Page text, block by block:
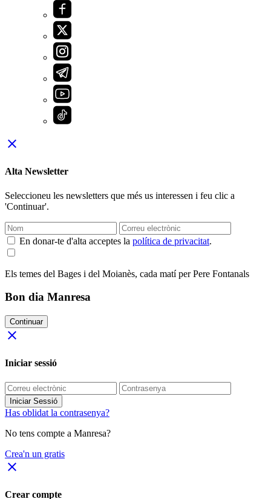
close
Alta Newsletter
Seleccioneu les newsletters que més us interessen i feu clic a
'Continuar'.
En donar-te d'alta acceptes la política de privacitat.
Els temes del Bages i del Moianès, cada matí per Pere Fontanals
Bon dia Manresa
Continuar
close
Iniciar sessió
Iniciar Sessió
Has oblidat la contrasenya?
No tens compte a Manresa?
Crea'n un gratis
close
Crear compte